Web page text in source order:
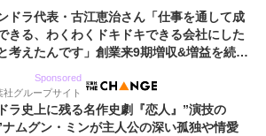
ドラ代表・古江恵治さん「仕事を通して成
きる、わくわくドキドキできる会社にした
考えたんです」創業来9期増収&増益を続け
Sponsored
社グループサイト
ラ史上に残る名作史劇『恋人』”演技の
ナムグン・ミンが主人公の深い孤独や情愛